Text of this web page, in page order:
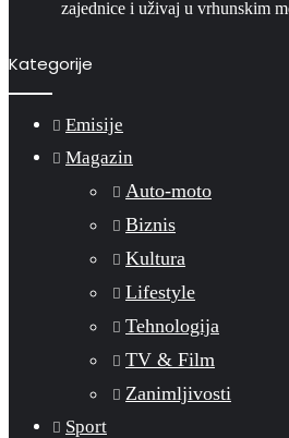
zajednice i uživaj u vrhunskim
Kategorije
Emisije
Magazin
Auto-moto
Biznis
Kultura
Lifestyle
Tehnologija
TV & Film
Zanimljivosti
Sport